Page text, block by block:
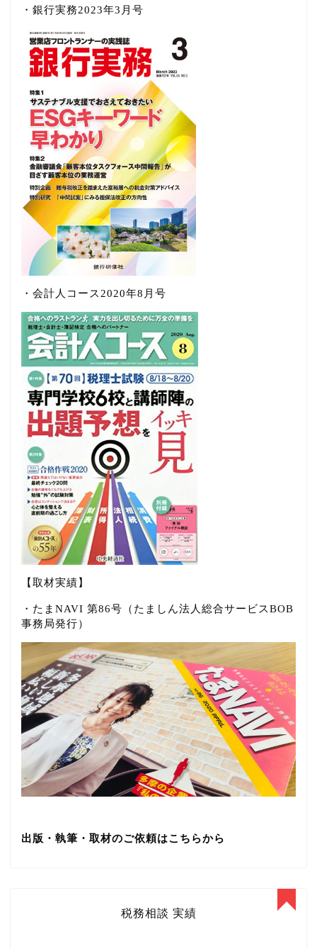
・銀行実務2023年3月号
・会計人コース2020年8月号
【取材実績】
・たまNAVI 第86号（たましん法人総合サービスBOB
事務局発行）
出版・執筆・取材のご依頼はこちらから
税務相談 実績